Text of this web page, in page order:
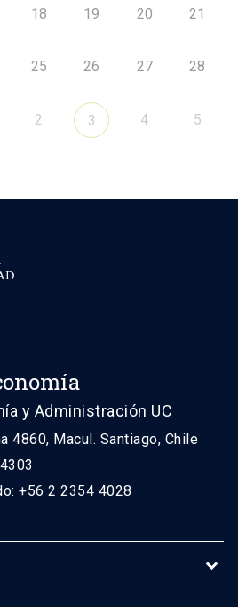
18 19 20 21
25 26 27 28
2 3 4 5
y Administración UC
4860, Macul. Santiago, Chile
+56 2 2354 4028